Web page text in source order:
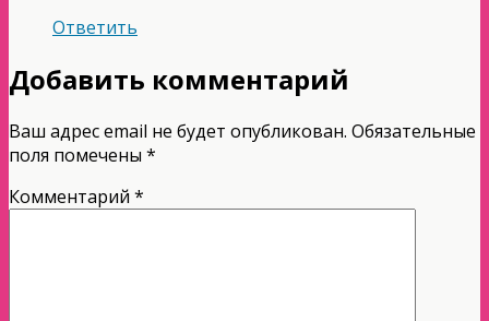
Ответить
Добавить комментарий
Ваш адрес email не будет опубликован. Обязательные
поля помечены *
Комментарий *